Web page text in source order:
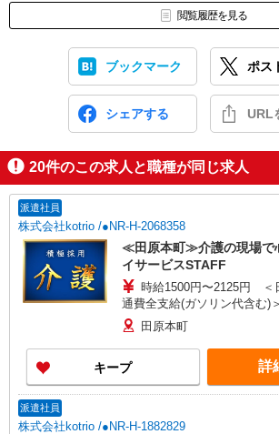
閲覧履歴を見る
ブックマーク ポス
シェアする URL
20件のこの求人と職種が同じ求人
派遣社員
株式会社kotrio /●NR-H-2068358
≪田原本町≫介護の現場で
イサービスSTAFF
時給1500円〜2125円 ＜
通費全支給(ガソリン代含む)＞
田原本町
キープ 詳
派遣社員
株式会社kotrio /●NR-H-1882829